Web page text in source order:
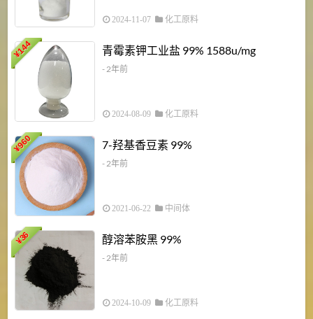
2024-11-07 化工原料
¥
144 青霉素钾工业盐 99% 1588u/mg
- 2年前
2024-08-09 化工原料
¥
960 7-羟基香豆素 99%
- 2年前
2021-06-22 中间体
¥
36 醇溶苯胺黑 99%
- 2年前
2024-10-09 化工原料